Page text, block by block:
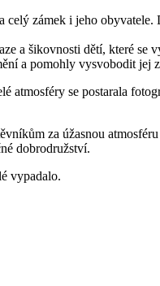
celý zámek i jeho obyvatele.
a šikovnosti dětí, které se
a pomohly vysvobodit jej
atmosféry se postarala
za úžasnou atmosféru
dobrodružství.
vypadalo.